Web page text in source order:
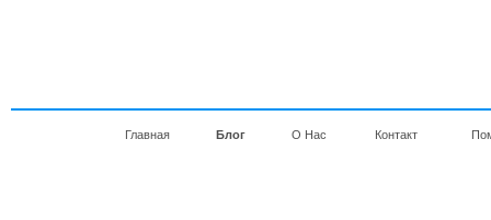
Главная Блог О Нас Контакт